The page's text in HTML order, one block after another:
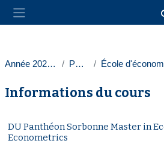
Panneau latéral
Année 2023-2024 Paris 1
Informations du cours
DU Panthéon Sorbonne Master in
Econometrics